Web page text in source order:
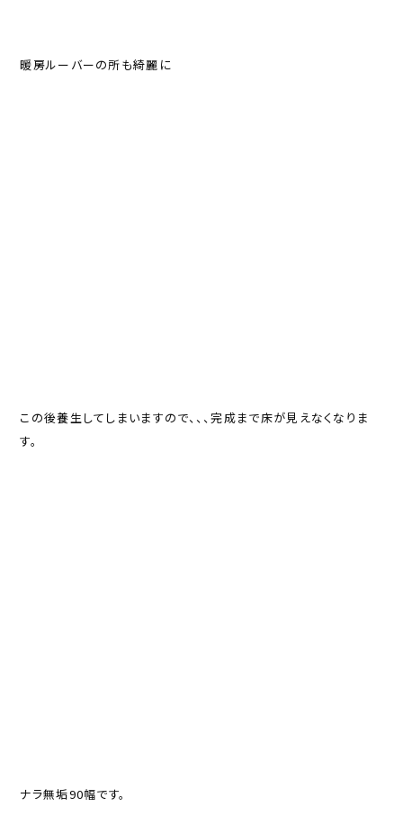
暖房ルーバーの所も綺麗に
この後養生してしまいますので、、、完成まで床が見えなくなりま
す。
ナラ無垢90幅です。